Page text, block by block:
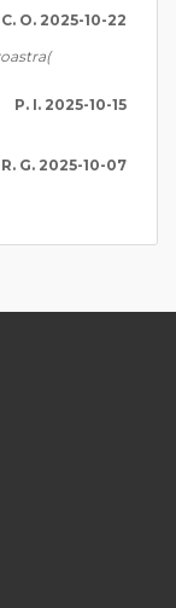
C. O. 2025-10-22
P. I. 2025-10-15
R. G. 2025-10-07